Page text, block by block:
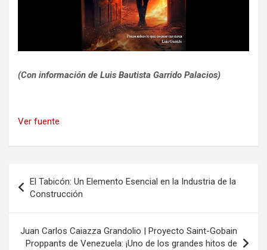
(Con información de Luis Bautista Garrido Palacios)
Ver fuente
de
entradas
El Tabicón: Un Elemento Esencial en la Industria de la
Construcción
Juan Carlos Caiazza Grandolio | Proyecto Saint-Gobain
Proppants de Venezuela: ¡Uno de los grandes hitos de